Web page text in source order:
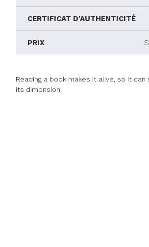
CERTIFICAT D'AUTHENTICITÉ
PRIX
Reading a book makes it alive, so it can
its dimension.